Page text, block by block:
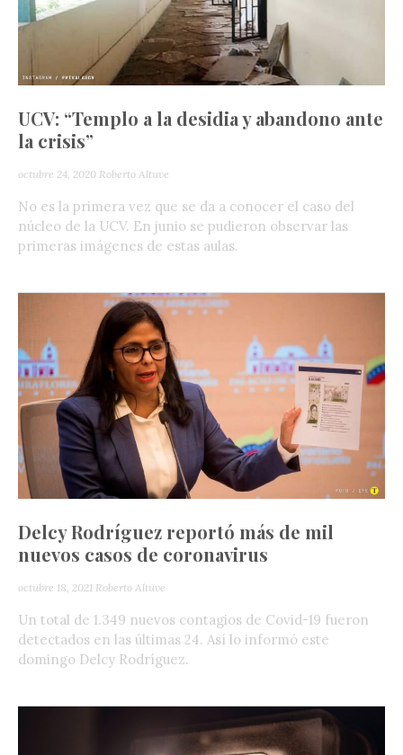
UCV: “Templo a la desidia y abandono ante
la crisis”
octubre 24, 2020 Roberto Altuve
No es la primera vez que se da a conocer el caso del
núcleo de la UCV. En junio se pudieron observar las
primeras imágenes de estas aulas.
Delcy Rodríguez reportó más de mil
nuevos casos de coronavirus
octubre 18, 2021 Roberto Altuve
Un total de 1.349 nuevos contagios de Covid-19 fueron
detectados en las últimas 24. Así lo informó este
domingo Delcy Rodríguez.